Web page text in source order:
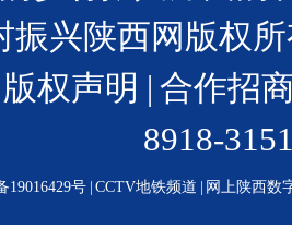
振兴陕西网版权
版权声明 |合作招
8918-
19016429号 |CCTV地铁频道 网上陕西数